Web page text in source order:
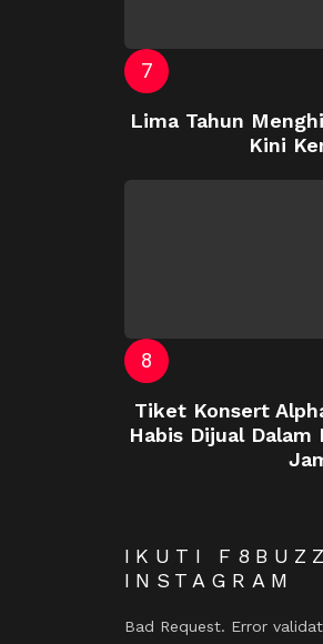
Lima Tahun
Kini
Tiket Konsert
Habis Dijual Dalam
IKUTI
INSTAGRAM
Bad Request. Error